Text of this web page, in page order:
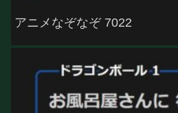
アニメなぞなぞ 7022